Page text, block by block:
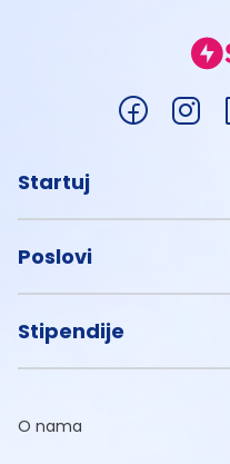
Startuj
Poslovi
Stipendije
O nama